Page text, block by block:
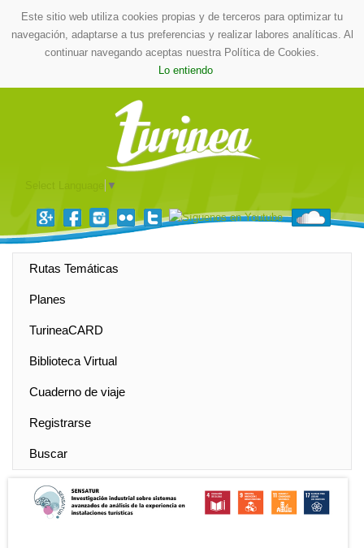
Este sitio web utiliza cookies propias y de terceros para optimizar tu
navegación, adaptarse a tus preferencias y realizar labores analíticas. Al
continuar navegando aceptas nuestra Política de Cookies.
Lo entiendo
▼
Rutas Temáticas
Planes
TurineaCARD
Biblioteca Virtual
Cuaderno de viaje
Registrarse
Buscar